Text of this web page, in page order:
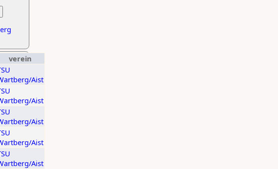
verein
Aist
Aist
Aist
Aist
Aist